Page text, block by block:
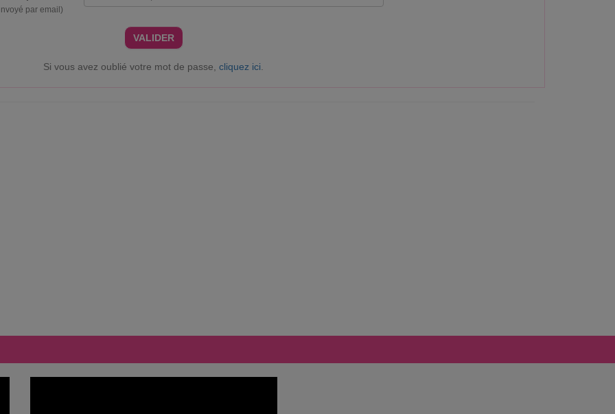
par email)
VALIDER
Si vous avez oublié votre mot de passe,cliquez ici